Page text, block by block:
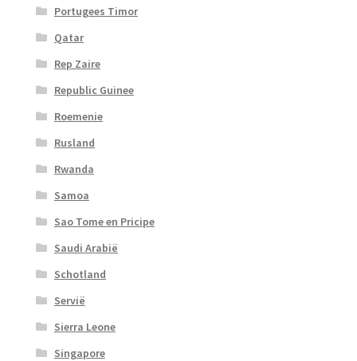
Portugees Timor
Qatar
Rep Zaire
Republic Guinee
Roemenie
Rusland
Rwanda
Samoa
Sao Tome en Pricipe
Saudi Arabië
Schotland
Servië
Sierra Leone
Singapore